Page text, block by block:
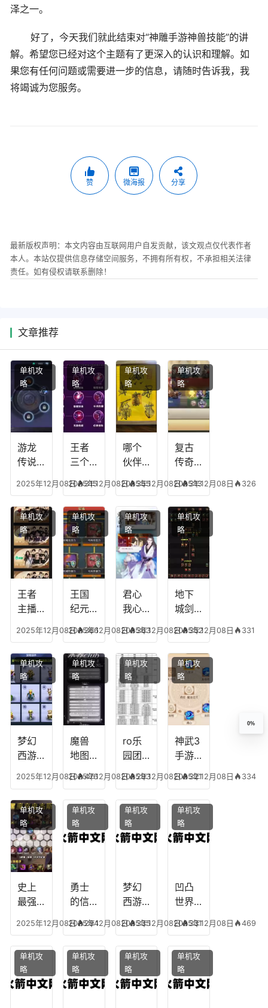
泽之一。
好了，今天我们就此结束对“神雕手游神兽技能”的讲
解。希望您已经对这个主题有了更深入的认识和理解。如
果您有任何问题或需要进一步的信息，请随时告诉我，我
将竭诚为您服务。
赞 微海报 分享
最新版权声明：本文内容由互联网用户自发贡献，该文观点仅代表作者
本人。本站仅提供信息存储空间服务，不拥有所有权，不承担相关法律
责任。如有侵权请联系删除！
文章推荐
游龙
传说
能，
游龙
传说
多少
级能
挖矿
2025年12月08日 315
单机攻
略
王者
三个
加
点，
王者
技能
可以
放三
个是
什么
模式
2025年12月08日 355
单机攻
略
哪个
伙伴
心符
技
能，
失心
符命
中后
附加
五雷
2025年12月08日 313
单机攻
略
复古
传奇
平民
搭配
阵
容，
复古
传奇
英雄
版哪
个组
合平
2025年12月08日 326
单机攻
略
王者
主播
阵容
搭
配，
王者
最强
的主
播
2025年12月08日 366
单机攻
略
王国
纪元
搭
配，
王国
纪元
最强
2025年12月08日 363
单机攻
略
君心
我心
宫攻
略，
君心
我心
剧情
文本
2025年12月08日 352
单机攻
略
地下
城剑
能加
点
图，
地下
城剑
神用
什么
装备
2025年12月08日 331
单机攻
略
梦幻
西游
凡，
梦幻
十二
生肖
2025年12月08日 476
单机攻
略
魔兽
地图
任务
攻
略，
魔兽
世界
2025年12月08日 293
单机攻
略
ro乐
园团
附
魔，
乐园
团装
备任
2025年12月08日 321
单机攻
略
神武3
手游
辅助
技能
加
点，
神武
龙宫
怎么
2025年12月08日 334
单机攻
略
史上
最强
容搭
配，
最强
法师
2025年12月08日 294
单机攻
略
勇士
的信
物技
能，
勇士
的信
仰宠
2025年12月08日 335
单机攻
略
梦幻
西游
炼丹
炉攻
略，
梦幻
西游
2025年12月08日 331
单机攻
略
凹凸
世界
全部
阵容
搭
配，
凹凸
2025年12月08日 469
单机攻
略
单机攻
略
单机攻
略
单机攻
略
单机攻
略
0%